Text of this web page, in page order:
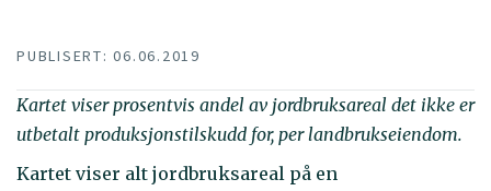
PUBLISERT: 06.06.2019
Kartet viser prosentvis andel av jordbruksareal det ikke er
utbetalt produksjonstilskudd for, per landbrukseiendom.
Kartet viser alt jordbruksareal på en